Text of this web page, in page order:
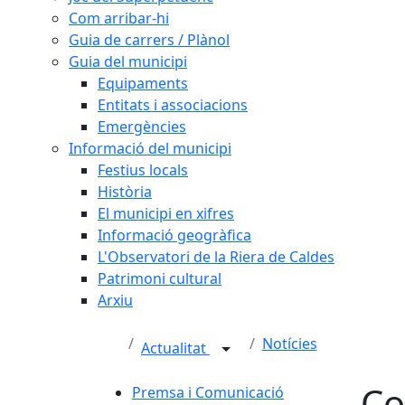
Com arribar-hi
Guia de carrers / Plànol
Guia del municipi
Equipaments
Entitats i associacions
Emergències
Informació del municipi
Festius locals
Història
El municipi en xifres
Informació geogràfica
L'Observatori de la Riera de Caldes
Patrimoni cultural
Arxiu
Actualitat Notícies
Premsa i Comunicació